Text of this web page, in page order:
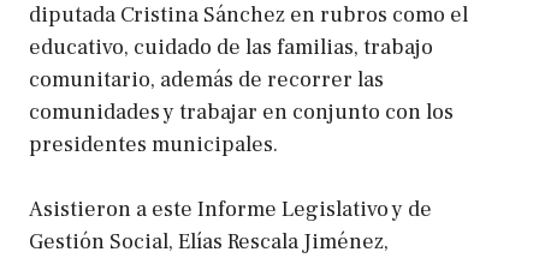
diputada Cristina Sánchez en rubros como el
educativo, cuidado de las familias, trabajo
comunitario, además de recorrer las
comunidades y trabajar en conjunto con los
presidentes municipales.
Asistieron a este Informe Legislativo y de
Gestión Social, Elías Rescala Jiménez,